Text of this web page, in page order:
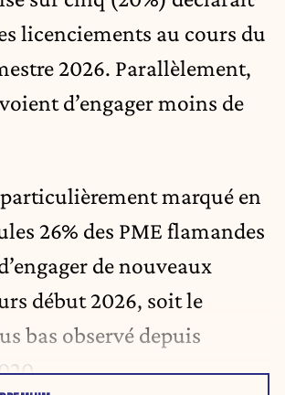
licenciements au cours du
2026. Parallèlement,
d’engager moins de
marqué en
26% des PME flamandes
de nouveaux
début 2026, soit le
bas observé depuis